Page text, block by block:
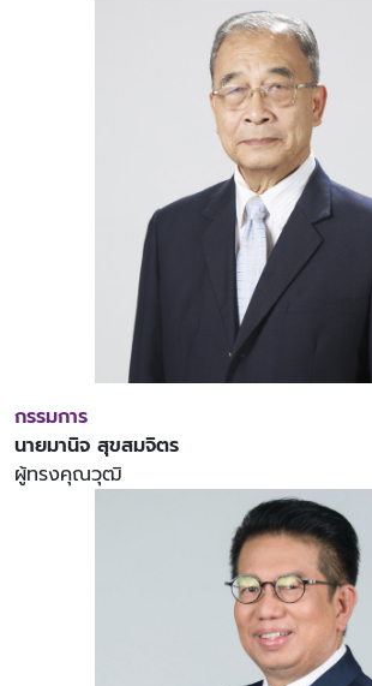
กรรมการ
นายมานิจ สุขสมจิตร
ผู้ทรงคุณวุฒิ